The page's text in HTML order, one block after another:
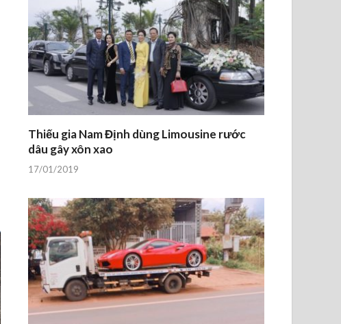
Thiếu gia Nam Định dùng Limousine rước
dâu gây xôn xao
17/01/2019